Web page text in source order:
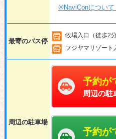
※NaviConについ
最寄のバス停
牧場入口（徒歩2分
フジヤマリゾート
周辺の駐車場
予約が
周辺の駐
予約が